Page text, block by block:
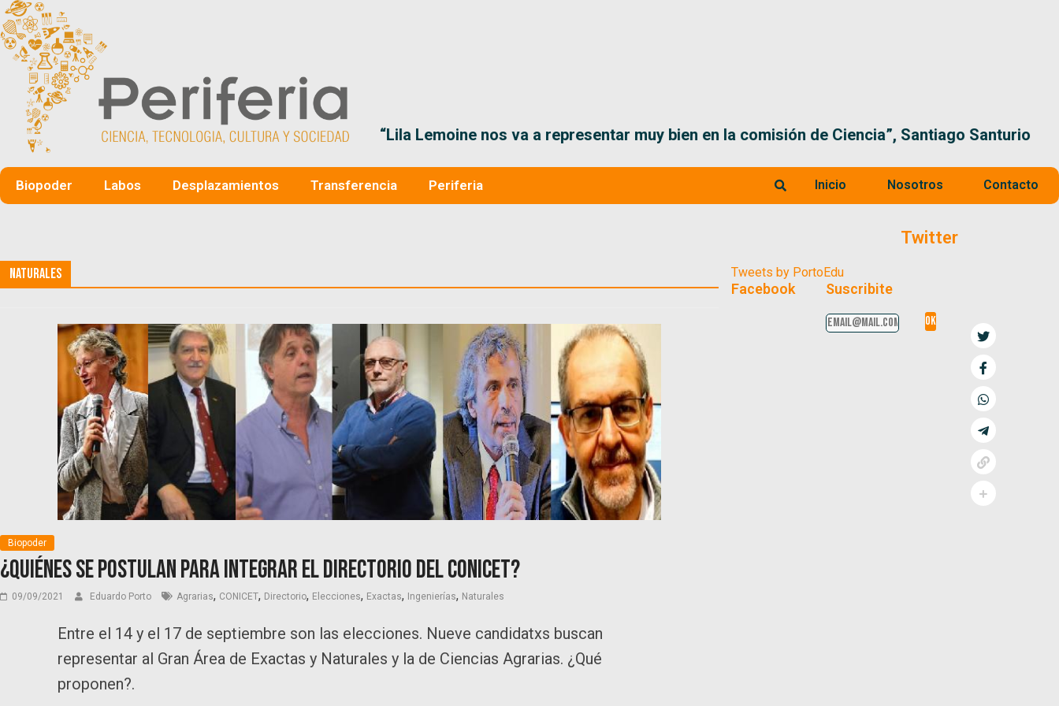
“Lila Lemoine nos va a representar muy bien en la comisión de Ciencia”, Santiago Santurio
Biopoder Labos Desplazamientos Transferencia Periferia Inicio Nosotros Contacto
Naturales
Biopoder
¿Quiénes se postulan para integrar el Directorio del CONICET?
09/09/2021 Eduardo Porto Agrarias, CONICET, Directorio, Elecciones, Exactas, Ingenierías, Naturales
Entre el 14 y el 17 de septiembre son las elecciones. Nueve candidatxs buscan
representar al Gran Área de Exactas y Naturales y la de Ciencias Agrarias. ¿Qué
proponen?.
Twitter
Tweets by PortoEdu
Facebook Suscribite